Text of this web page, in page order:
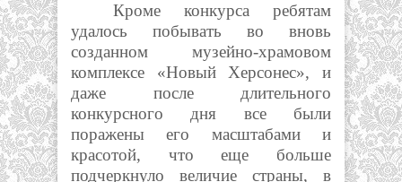
Кроме конкурса ребятам
удалось побывать во вновь
созданном музейно-храмовом
комплексе «Новый Херсонес», и
даже после длительного
конкурсного дня все были
поражены его масштабами и
красотой, что еще больше
подчеркнуло величие страны, в